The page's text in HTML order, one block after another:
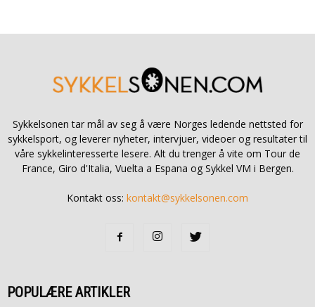
Sykkelsonen tar mål av seg å være Norges ledende nettsted for
sykkelsport, og leverer nyheter, intervjuer, videoer og resultater til
våre sykkelinteresserte lesere. Alt du trenger å vite om Tour de
France, Giro d'Italia, Vuelta a Espana og Sykkel VM i Bergen.
Kontakt oss: kontakt@sykkelsonen.com
POPULÆRE ARTIKLER